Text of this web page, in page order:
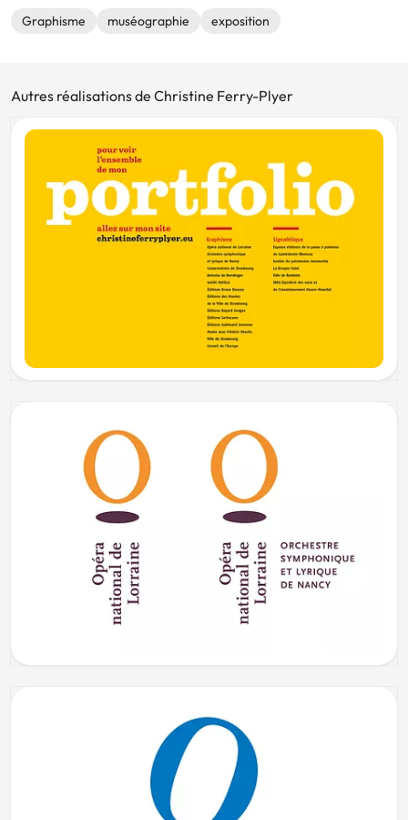
Graphisme muséographie exposition
Autres réalisations de Christine Ferry-Plyer